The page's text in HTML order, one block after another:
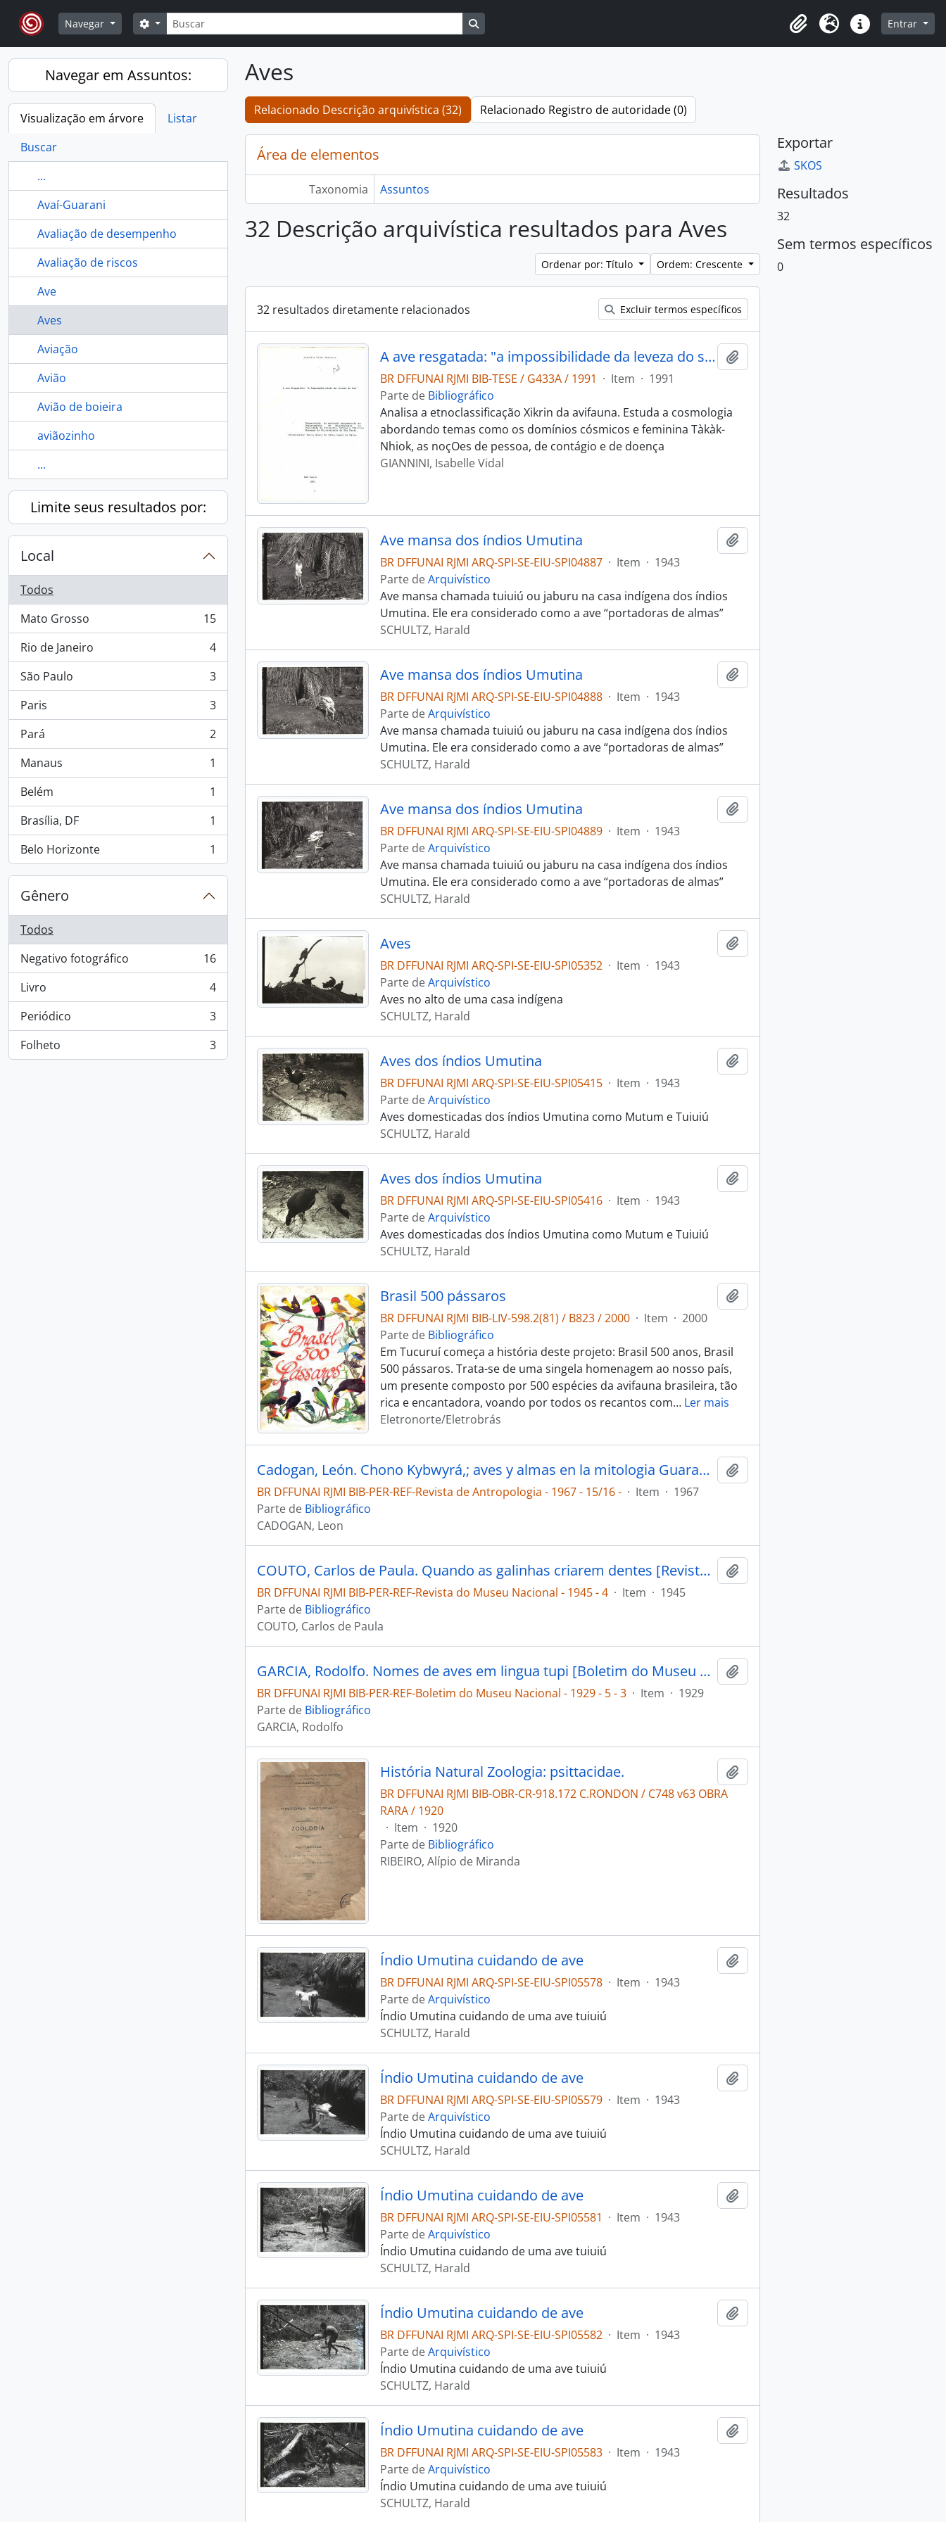
Skip to main content
Navegar
Buscar
Opções de busca
Área de Transferência
Idioma Atalhos Entrar
Navegar em Assuntos:
Visualização em árvore
Listar
Buscar
...
Avaí-Guarani
Avaliação de desempenho
Avaliação de riscos
Ave
Aves
Aviação
Avião
Avião de boieira
aviãozinho
...
Limite seus resultados por:
Local
Todos
Mato Grosso
, 15 resultados
15
Rio de Janeiro
, 4 resultados
4
São Paulo
, 3 resultados
3
Paris
, 3 resultados
3
Pará
, 2 resultados
2
Manaus
, 1 resultados
1
Belém
, 1 resultados
1
Brasília, DF
, 1 resultados
1
Belo Horizonte
, 1 resultados 1
Gênero
Todos
Negativo fotográfico
, 16 resultados
16
Livro
, 4 resultados
4
Periódico
, 3 resultados
3
Folheto
, 3 resultados 3
Aves
Relacionado Descrição arquivística (32) Relacionado Registro de autoridade (0)
Área de elementos
Taxonomia Assuntos
32 Descrição arquivística resultados para Aves
Ordenar por: Título Ordem: Crescente
32 resultados diretamente relacionados Excluir termos específicos
A ave resgatada: "a impossibilidade da leveza do ser"
BR DFFUNAI RJMI BIB-TESE / G433A / 1991 · Item · 1991
Parte de Bibliográfico
Analisa a etnoclassificação Xikrin da avifauna. Estuda a cosmologia
abordando temas como os domínios cósmicos e feminina Tàkàk-
Nhiok, as noçOes de pessoa, de contágio e de doença
GIANNINI, Isabelle Vidal
Ave mansa dos índios Umutina
BR DFFUNAI RJMI ARQ-SPI-SE-EIU-SPI04887 · Item · 1943
Parte deArquivístico
Ave mansa chamada tuiuiú ou jaburu na casa indígena dos índios
Umutina. Ele era considerado como a ave “portadoras de almas”
SCHULTZ, Harald
Ave mansa dos índios Umutina
BR DFFUNAI RJMI ARQ-SPI-SE-EIU-SPI04888 · Item · 1943
Parte deArquivístico
Ave mansa chamada tuiuiú ou jaburu na casa indígena dos índios
Umutina. Ele era considerado como a ave “portadoras de almas”
SCHULTZ, Harald
Ave mansa dos índios Umutina
BR DFFUNAI RJMI ARQ-SPI-SE-EIU-SPI04889 · Item · 1943
Parte deArquivístico
Ave mansa chamada tuiuiú ou jaburu na casa indígena dos índios
Umutina. Ele era considerado como a ave “portadoras de almas”
SCHULTZ, Harald
Aves
BR DFFUNAI RJMI ARQ-SPI-SE-EIU-SPI05352 · Item · 1943
Parte deArquivístico
Aves no alto de uma casa indígena
SCHULTZ, Harald
Aves dos índios Umutina
BR DFFUNAI RJMI ARQ-SPI-SE-EIU-SPI05415 · Item · 1943
Parte deArquivístico
Aves domesticadas dos índios Umutina como Mutum e Tuiuiú
SCHULTZ, Harald
Aves dos índios Umutina
BR DFFUNAI RJMI ARQ-SPI-SE-EIU-SPI05416 · Item · 1943
Parte deArquivístico
Aves domesticadas dos índios Umutina como Mutum e Tuiuiú
SCHULTZ, Harald
Brasil 500 pássaros
BR DFFUNAI RJMI BIB-LIV-598.2(81) / B823 / 2000 · Item · 2000
Parte de Bibliográfico
Em Tucuruí começa a história deste projeto: Brasil 500 anos, Brasil
500 pássaros. Trata-se de uma singela homenagem ao nosso país,
um presente composto por 500 espécies da avifauna brasileira, tão
rica e encantadora, voando por todos os recantos com… Ler mais
Eletronorte/Eletrobrás
Cadogan, León. Chono Kybwyrá,; aves y almas en la mitologia Guarani [Revista de Antropologia]
BR DFFUNAI RJMI BIB-PER-REF-Revista de Antropologia - 1967 - 15/16 - · Item · 1967
Parte de Bibliográfico
CADOGAN, Leon
COUTO, Carlos de Paula. Quando as galinhas criarem dentes [Revista do Museu Nacional]
BR DFFUNAI RJMI BIB-PER-REF-Revista do Museu Nacional - 1945 - 4 · Item · 1945
Parte de Bibliográfico
COUTO, Carlos de Paula
GARCIA, Rodolfo. Nomes de aves em lingua tupi [Boletim do Museu Nacional]
BR DFFUNAI RJMI BIB-PER-REF-Boletim do Museu Nacional - 1929 - 5 - 3 · Item · 1929
Parte de Bibliográfico
GARCIA, Rodolfo
História Natural Zoologia: psittacidae.
BR DFFUNAI RJMI BIB-OBR-CR-918.172 C.RONDON / C748 v63 OBRA
RARA / 1920
· Item · 1920
Parte de Bibliográfico
RIBEIRO, Alípio de Miranda
Índio Umutina cuidando de ave
BR DFFUNAI RJMI ARQ-SPI-SE-EIU-SPI05578 · Item · 1943
Parte deArquivístico
Índio Umutina cuidando de uma ave tuiuiú
SCHULTZ, Harald
Índio Umutina cuidando de ave
BR DFFUNAI RJMI ARQ-SPI-SE-EIU-SPI05579 · Item · 1943
Parte deArquivístico
Índio Umutina cuidando de uma ave tuiuiú
SCHULTZ, Harald
Índio Umutina cuidando de ave
BR DFFUNAI RJMI ARQ-SPI-SE-EIU-SPI05581 · Item · 1943
Parte deArquivístico
Índio Umutina cuidando de uma ave tuiuiú
SCHULTZ, Harald
Índio Umutina cuidando de ave
BR DFFUNAI RJMI ARQ-SPI-SE-EIU-SPI05582 · Item · 1943
Parte deArquivístico
Índio Umutina cuidando de uma ave tuiuiú
SCHULTZ, Harald
Índio Umutina cuidando de ave
BR DFFUNAI RJMI ARQ-SPI-SE-EIU-SPI05583 · Item · 1943
Parte deArquivístico
Índio Umutina cuidando de uma ave tuiuiú
SCHULTZ, Harald
Exportar
SKOS
Resultados
32
Sem termos específicos
0